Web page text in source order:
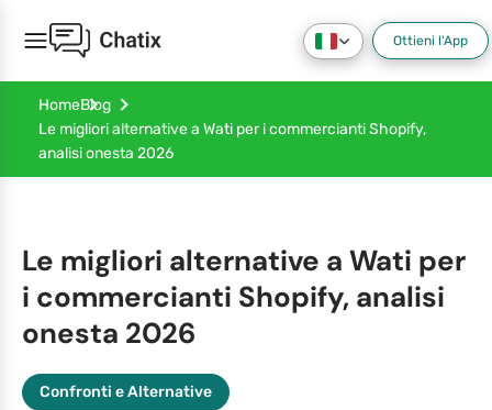
Ottieni l'App
HomeBlog
Le migliori alternative a Wati per i commercianti Shopify,
analisi onesta 2026
Le migliori alternative a Wati per
i commercianti Shopify, analisi
onesta 2026
Confronti e Alternative